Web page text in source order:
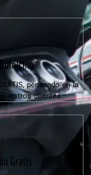
pensando en la
clientes.
Gratis